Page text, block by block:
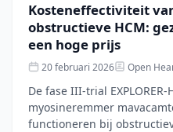
Kosteneffectiviteit
obstructieve HCM:
een hoge prijs
20 februari 2026 Open
De fase III-trial
myosineremmer
functioneren bij